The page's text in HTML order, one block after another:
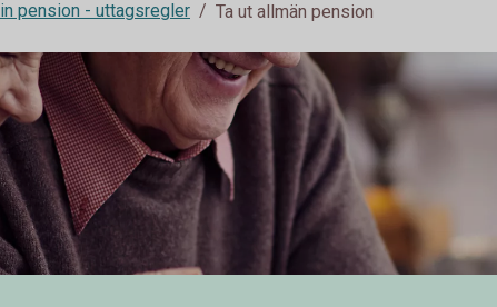
pension - uttagsregler Ta ut allmän pension